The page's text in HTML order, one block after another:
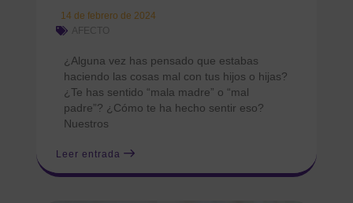
14 de febrero de 2024
AFECTO
¿Alguna vez has pensado que estabas
haciendo las cosas mal con tus hijos o hijas?
¿Te has sentido “mala madre” o “mal
padre”? ¿Cómo te ha hecho sentir eso?
Nuestros
Leer entrada